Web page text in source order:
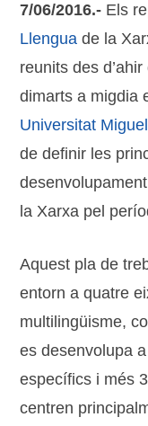
7/06/2016.- Els
Llengua de la
reunits des
dimarts a migdia
Universitat
de definir les
desenvolupament
la Xarxa pel
Aquest pla de
entorn a quatre
multilingüisme,
es desenvolupa
específics i més
centren